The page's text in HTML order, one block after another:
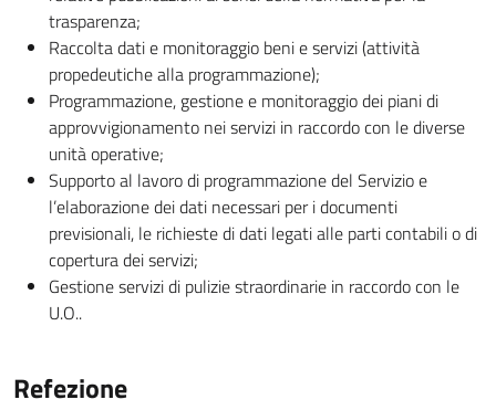
trasparenza;
Raccolta dati e monitoraggio beni e servizi (attività
propedeutiche alla programmazione);
Programmazione, gestione e monitoraggio dei piani di
approvvigionamento nei servizi in raccordo con le diverse
unità operative;
Supporto al lavoro di programmazione del Servizio e
l’elaborazione dei dati necessari per i documenti
previsionali, le richieste di dati legati alle parti contabili o di
copertura dei servizi;
Gestione servizi di pulizie straordinarie in raccordo con le
U.O..
Refezione